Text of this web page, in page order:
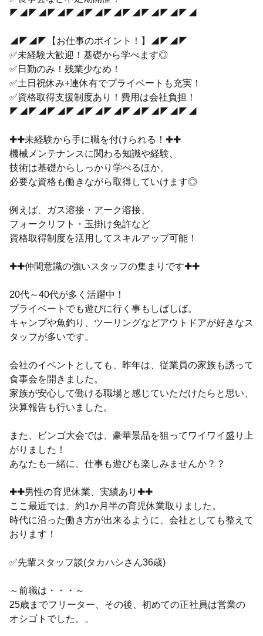
◤◢◤◢◤◢◤◢◤◢◤◢◤◢◤◢◤◢◤◢
◢◤◢◤【お仕事のポイント！】◢◤◢◤
✅未経験大歓迎！基礎から学べます◎
✅日勤のみ！残業少なめ！
✅土日祝休み+連休有でプライベートも充実！
✅資格取得支援制度あり！費用は会社負担！
◤◢◤◢◤◢◤◢◤◢◤◢◤◢◤◢◤◢◤◢
✚✚未経験から手に職を付けられる！✚✚
機械メンテナンスに関わる知識や経験、
技術は基礎からしっかり学べるほか、
必要な資格も働きながら取得していけます◎
例えば、ガス溶接・アーク溶接、
フォークリフト・玉掛け免許など
資格取得制度を活用してスキルアップ可能！
✚✚仲間意識の強いスタッフの集まりです✚✚
20代～40代が多く活躍中！
プライベートでも遊びに行く事もしばしば。
キャンプや魚釣り、ツーリングなどアウトドアが好きなス
タッフが多いです。
会社のイベントとしても、昨年は、従業員の家族も誘って
食事会を開きました。
家族が安心して働ける職場と感じていただけたらと思い、
決算報告も行いました。
また、ビンゴ大会では、豪華景品を狙ってワイワイ盛り上
がりました！
あなたも一緒に、仕事も遊びも楽しみませんか？？
✚✚男性の育児休業、実績あり✚✚
ここ最近では、約1か月半の育児休業取りました。
時代に沿った働き方が出来るように、会社としても整えて
おります！
✅先輩スタッフ談(タカハシさん36歳)
～前職は・・・～
25歳までフリーター、その後、初めての正社員は営業の
オシゴトでした。。